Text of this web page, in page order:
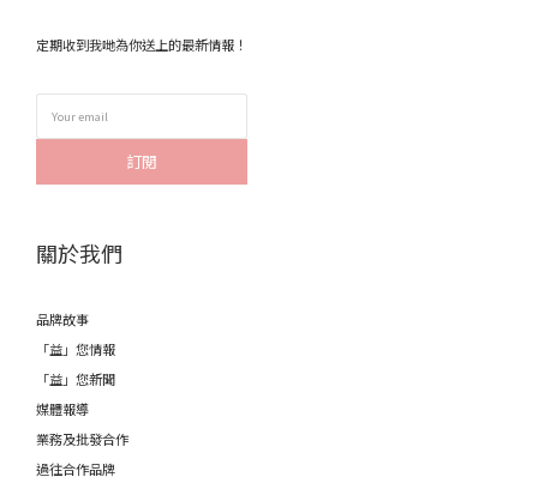
定期收到我哋為你送上的最新情報！
訂閱
關於我們
品牌故事
「益」您情報
「益」您新聞
媒體報導
業務及批發合作
過往合作品牌